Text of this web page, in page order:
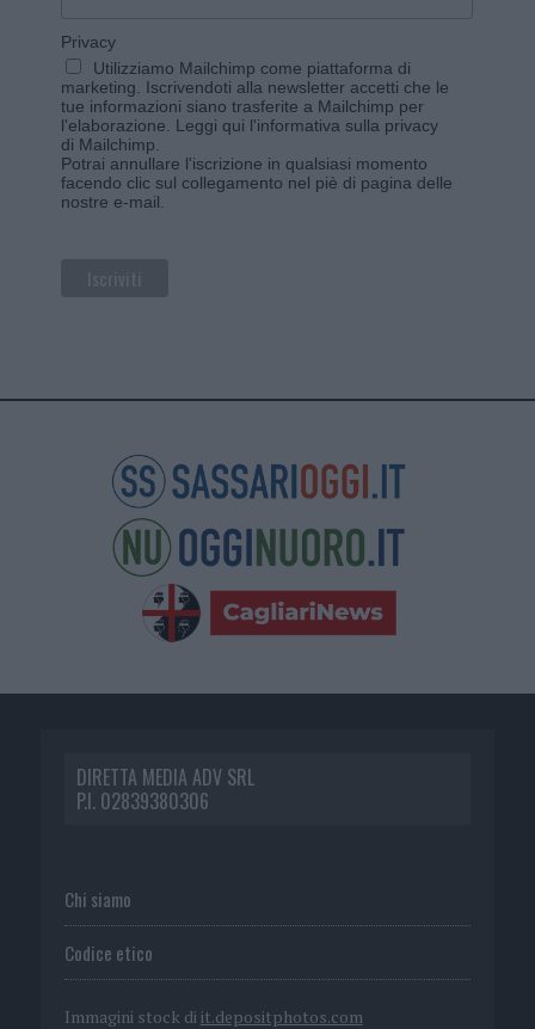
Privacy
Utilizziamo Mailchimp come piattaforma di
marketing. Iscrivendoti alla newsletter accetti che le
tue informazioni siano trasferite a Mailchimp per
l'elaborazione. Leggi qui l'informativa sulla privacy
di Mailchimp
Potrai annullare l'iscrizione in qualsiasi momento
facendo clic sul collegamento nel piè di pagina delle
nostre e-mail.
DIRETTA MEDIA ADV SRL
P.I. 02839380306
Chi siamo
Codice etico
Immagini stock di it.depositphotos.com